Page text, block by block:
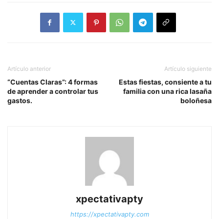
Artículo anterior
“Cuentas Claras”: 4 formas
de aprender a controlar tus
gastos.
Artículo siguiente
Estas fiestas, consiente a tu
familia con una rica lasaña
boloñesa
xpectativapty
https://xpectativapty.com